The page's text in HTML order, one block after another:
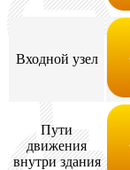
Входной узел
Пути
движения
внутри здания